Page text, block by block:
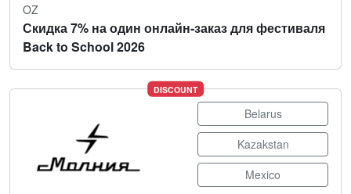
OZ
Скидка 7% на один онлайн-заказ для фестиваля
Back to School 2026
DISCOUNT
Belarus
Kazakstan
Mexico